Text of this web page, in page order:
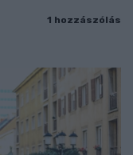
1 hozzászólás